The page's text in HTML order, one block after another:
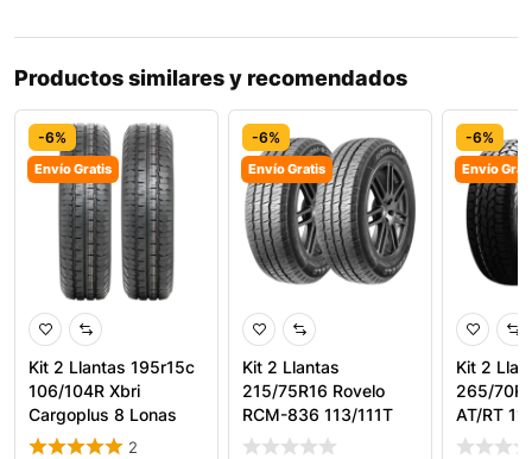
Productos similares y recomendados
-6%
Envío Gratis
Kit 2 Llantas 195r15c
106/104R Xbri
Cargoplus 8 Lonas
Car
2
-6%
Envío Gratis
Kit 2 Llantas
215/75R16 Rovelo
RCM-836 113/111T
-6%
Envío
Kit 2
265/
AT/RT